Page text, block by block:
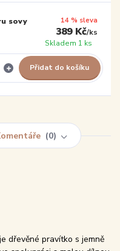
sovy 14 % sleva
389 Kč/ks
Skladem 1 ks
Přidat do košíku
0
dřevěné pravítko s jemně